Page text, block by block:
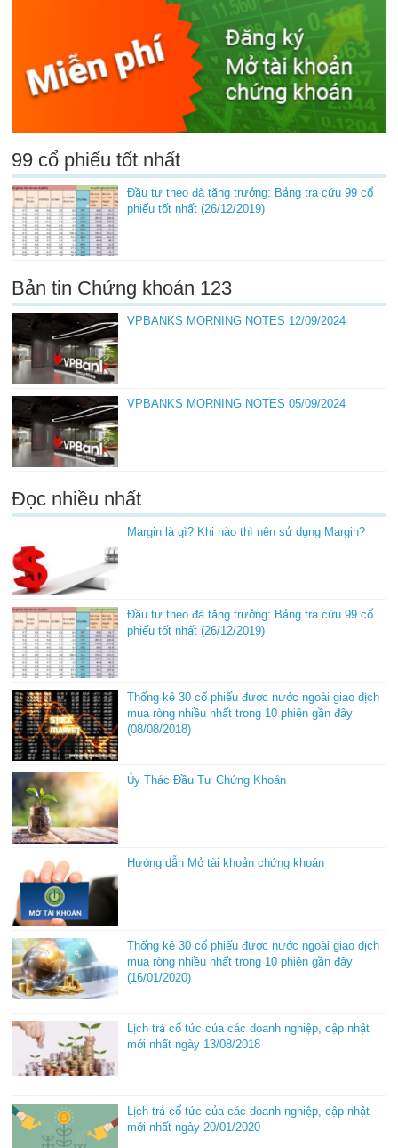
99 cổ phiếu tốt nhất
Đầu tư theo đà tăng trưởng: Bảng tra cứu 99 cổ
phiếu tốt nhất (26/12/2019)
Bản tin Chứng khoán 123
VPBANKS MORNING NOTES 12/09/2024
VPBANKS MORNING NOTES 05/09/2024
Đọc nhiều nhất
Margin là gì? Khi nào thì nên sử dụng Margin?
Đầu tư theo đà tăng trưởng: Bảng tra cứu 99 cổ
phiếu tốt nhất (26/12/2019)
Thống kê 30 cổ phiếu được nước ngoài giao dịch
mua ròng nhiều nhất trong 10 phiên gần đây
(08/08/2018)
Ủy Thác Đầu Tư Chứng Khoán
Hướng dẫn Mở tài khoản chứng khoán
Thống kê 30 cổ phiếu được nước ngoài giao dịch
mua ròng nhiều nhất trong 10 phiên gần đây
(16/01/2020)
Lịch trả cổ tức của các doanh nghiệp, cập nhật
mới nhất ngày 13/08/2018
Lịch trả cổ tức của các doanh nghiệp, cập nhật
mới nhất ngày 20/01/2020